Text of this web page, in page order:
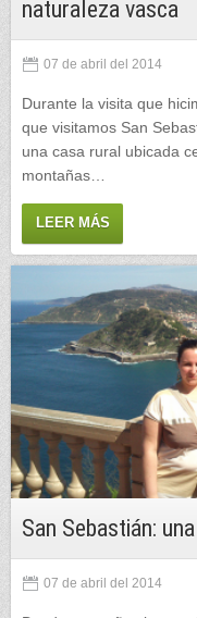
naturaleza vasca
07 de abril del 2014
Durante la visita que
que visitamos San
una casa rural ubicada
montañas…
LEER MÁS
San Sebastián:
07 de abril del 2014